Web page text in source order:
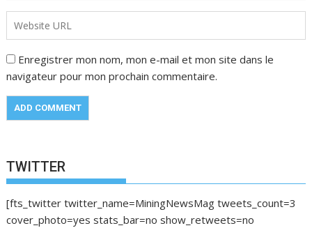
Enregistrer mon nom, mon e-mail et mon site dans le
navigateur pour mon prochain commentaire.
TWITTER
[fts_twitter twitter_name=MiningNewsMag tweets_count=3
cover_photo=yes stats_bar=no show_retweets=no